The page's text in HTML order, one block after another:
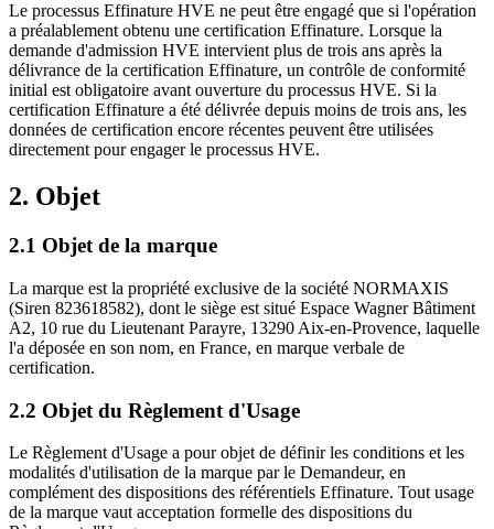
Le processus Effinature HVE ne peut être engagé que si l'opération
a préalablement obtenu une certification Effinature. Lorsque la
demande d'admission HVE intervient plus de trois ans après la
délivrance de la certification Effinature, un contrôle de conformité
initial est obligatoire avant ouverture du processus HVE. Si la
certification Effinature a été délivrée depuis moins de trois ans, les
données de certification encore récentes peuvent être utilisées
directement pour engager le processus HVE.
2. Objet
2.1 Objet de la marque
La marque est la propriété exclusive de la société NORMAXIS
(Siren 823618582), dont le siège est situé Espace Wagner Bâtiment
A2, 10 rue du Lieutenant Parayre, 13290 Aix-en-Provence, laquelle
l'a déposée en son nom, en France, en marque verbale de
certification.
2.2 Objet du Règlement d'Usage
Le Règlement d'Usage a pour objet de définir les conditions et les
modalités d'utilisation de la marque par le Demandeur, en
complément des dispositions des référentiels Effinature. Tout usage
de la marque vaut acceptation formelle des dispositions du